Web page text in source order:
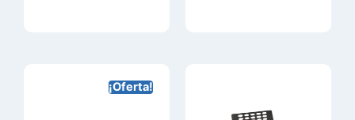
¡Oferta!